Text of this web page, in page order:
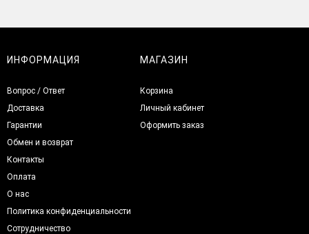
ИНФОРМАЦИЯ
Вопрос / Ответ
Доставка
Гарантии
Обмен и возврат
Контакты
Оплата
О нас
Политика конфиденциальности
Сотрудничество
МАГАЗИН
Корзина
Личный кабинет
Оформить заказ